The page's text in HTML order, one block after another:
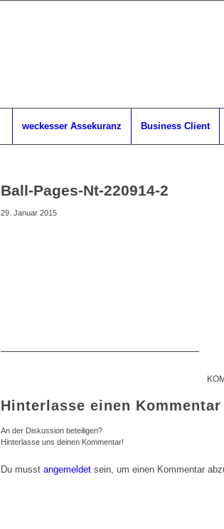
weckesser Assekuranz Business Client
Ball-Pages-Nt-220914-2
29. Januar 2015
Hinterlasse einen Kommentar
An der Diskussion beteiligen?
Hinterlasse uns deinen Kommentar!
Du musst angemeldet sein, um einen Kommentar